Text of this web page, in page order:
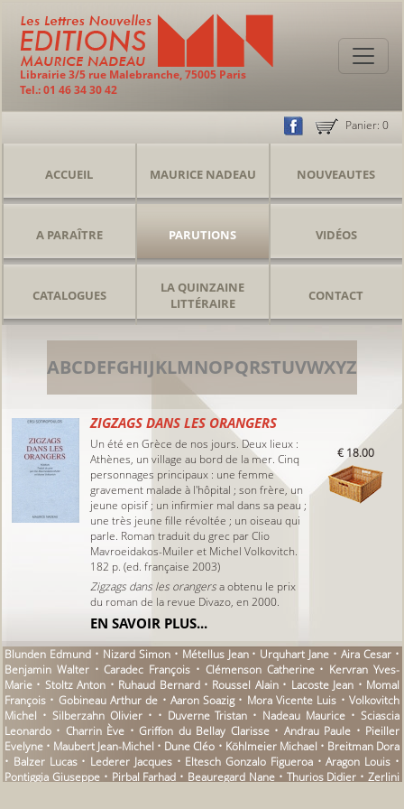
Librairie 3/5 rue Malebranche, 75005 Paris
Tel.: 01 46 34 30 42
Panier: 0
ACCUEIL MAURICE NADEAU NOUVEAUTES
A PARAÎTRE PARUTIONS VIDÉOS
CATALOGUES
LA QUINZAINE
LITTÉRAIRE
CONTACT
ABCDEFGHIJKLMNOPQRSTUVWXYZ
ZIGZAGS DANS LES ORANGERS
Un été en Grèce de nos jours. Deux lieux :
Athènes, un village au bord de la mer. Cinq
personnages principaux : une femme
gravement malade à l'hôpital ; son frère, un
jeune opisif ; un infirmier mal dans sa peau ;
une très jeune fille révoltée ; un oiseau qui
parle. Roman traduit du grec par Clio
Mavroeidakos-Muiler et Michel Volkovitch.
182 p. (ed. française 2003)
Zigzags dans les orangersa obtenu le prix
du roman de la revue Divazo, en 2000.
EN SAVOIR PLUS...
€ 18.00
Blunden Edmund • Nizard Simon • Métellus Jean • Urquhart Jane • Aira Cesar •
Benjamin Walter • Caradec François • Clémenson Catherine • Kervran Yves-
Marie • Stoltz Anton • Ruhaud Bernard • Roussel Alain • Lacoste Jean • Momal
François • Gobineau Arthur de • Aaron Soazig • Mora Vicente Luis • Volkovitch
Michel • Silberzahn Olivier • • Duverne Tristan • Nadeau Maurice • Sciascia
Leonardo • Charrin Ève • Griffon du Bellay Clarisse • Andrau Paule • Pieiller
Evelyne • Maubert Jean-Michel • Dune Cléo • Köhlmeier Michael • Breitman Dora
• Balzer Lucas • Lederer Jacques • Eltesch Gonzalo Figueroa • Aragon Louis •
Pontiggia Giuseppe • Pirbal Farhad • Beauregard Nane • Thurios Didier • Zerlini